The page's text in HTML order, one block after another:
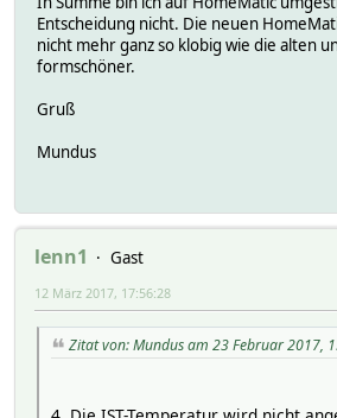
Entscheidung nicht. Die neuen
nicht mehr ganz so klobig wie die alten
formschöner.
Gruß
Mundus
lenn1
Gast
12 März 2017, 17:56:28
Zitat von: Mundus am 23 Februar 2017,